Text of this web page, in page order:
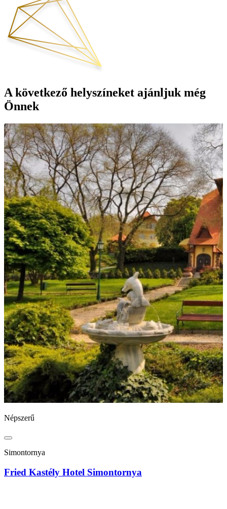
A következő helyszíneket ajánljuk még
Önnek
Népszerű
Simontornya
Fried Kastély Hotel Simontornya